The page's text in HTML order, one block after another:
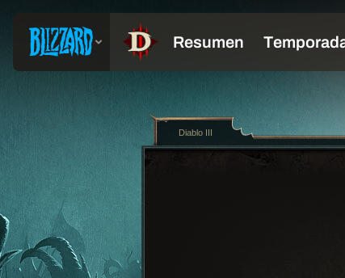
Diablo III